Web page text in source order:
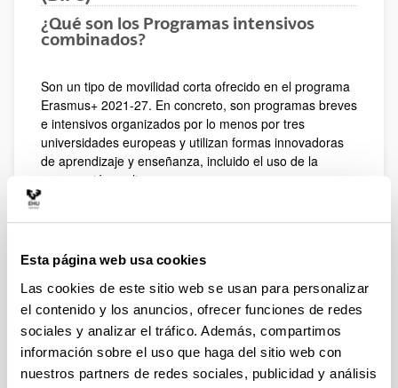
Esta página web usa cookies
Las cookies de este sitio web se usan para personalizar
el contenido y los anuncios, ofrecer funciones de redes
sociales y analizar el tráfico. Además, compartimos
información sobre el uso que haga del sitio web con
nuestros partners de redes sociales, publicidad y análisis
¿Qué son los Programas intensivos
combinados?
Son un tipo de movilidad corta ofrecido en el programa
Erasmus+ 2021-27. En concreto, son programas breves
e intensivos organizados por lo menos por tres
universidades europeas y utilizan formas innovadoras
de aprendizaje y enseñanza, incluido el uso de la
cooperación on-line.
implementación de prácticas innovadoras de
Educación Superior participantes. El programa tiene un
valor añadido en comparación con los cursos o
formaciones tradicionales.
En el BIP, grupos de estudiantes realizan una movilidad
física en el extranjero de 5 a 30 días combinada con un
componente virtual obligatorio, que reúne a los/as
estudiantes on-line para trabajar de forma colectiva y